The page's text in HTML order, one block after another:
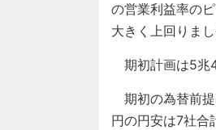
の営業利益率の
大きく上回りまし
期初計画は5兆
期初の為替前提
円の円安は7社合